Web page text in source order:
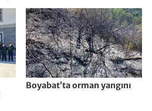
Boyabat’ta orman yangını